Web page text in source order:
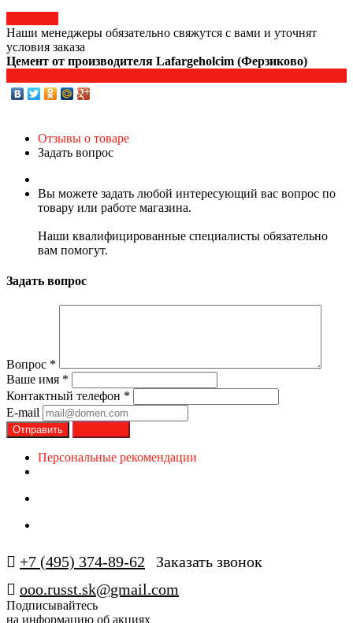
Наши менеджеры обязательно свяжутся с вами и уточнят
условия заказа
Цемент от производителя Lafargeholcim (Ферзиково)
Отзывы о товаре
Задать вопрос
Вы можете задать любой интересующий вас вопрос по
товару или работе магазина.
Наши квалифицированные специалисты обязательно
вам помогут.
Задать вопрос
Вопрос *
Ваше имя *
Контактный телефон *
E-mail
Персональные рекомендации
+7 (495) 374-89-62
Заказать звонок
ooo.russt.sk@gmail.com
Подписывайтесь
на информацию об акциях